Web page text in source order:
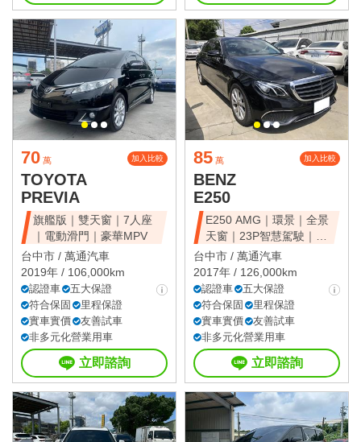
70 萬 加入比較
TOYOTA
PREVIA
旗艦版｜雙天窗｜7人座
｜電動滑門｜豪華MPV
台中市 / 萬通汽車
2019年 / 106,000km
認證車
五大保證
符合保固
里程保證
實車實價
友善試車
非多元化營業用車
立即諮詢
85 萬 加入比較
BENZ
E250
E250 AMG｜環景｜全景
天窗｜23P智慧駕駛｜總
代理
台中市 / 萬通汽車
2017年 / 126,000km
認證車
五大保證
符合保固
里程保證
實車實價
友善試車
非多元化營業用車
立即諮詢